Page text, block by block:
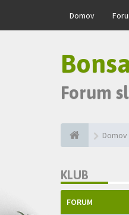
Domov
Forum
Domov
KLUB
FORUM